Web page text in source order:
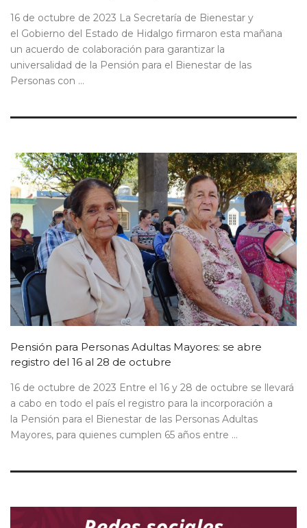
16 de octubre de 2023 La Secretaría de Bienestar y
el Gobierno del Estado de Hidalgo firmaron esta mañana
un acuerdo de colaboración para garantizar la
universalidad de la Pensión para el Bienestar de las
Personas con ...
Pensión para Personas Adultas Mayores: se abre
registro del 16 al 28 de octubre
16 de octubre de 2023 Entre el 16 y 28 de octubre se llevará
a cabo en todo el país el registro para la incorporación a
la Pensión para el Bienestar de las Personas Adultas
Mayores, para quienes cumplen 65 años entre ...